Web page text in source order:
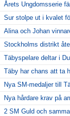
Årets Ungdomsserie
Sur stolpe ut i kvalet
Alina och Johan
Stockholms distrikt
Täbyspelare deltar i
Täby har chans att ta
Nya SM-medaljer till
Nya hårdare krav på
2 SM Guld och